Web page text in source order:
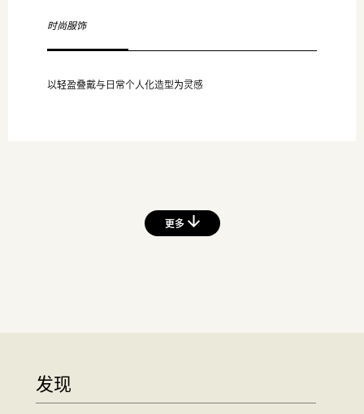
时尚服饰
以轻盈叠戴与日常个人化造型为灵感
更多
发现